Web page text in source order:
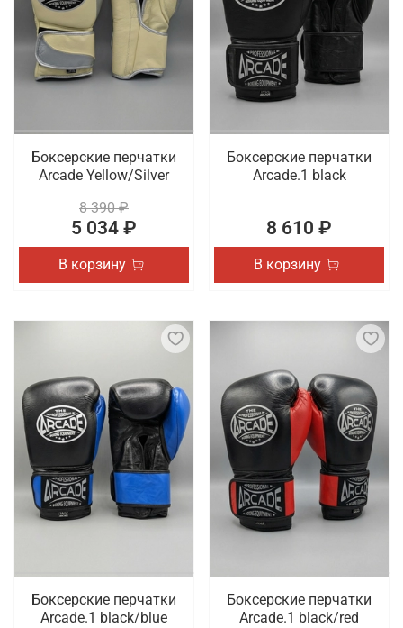
Боксерские перчатки
Arcade Yellow/Silver
8 390 ₽
5 034 ₽
В корзину
Боксерские перчатки
Arcade.1 black
8 610 ₽
В корзину
Боксерские перчатки
Arcade.1 black/blue
Боксерские перчатки
Arcade.1 black/red